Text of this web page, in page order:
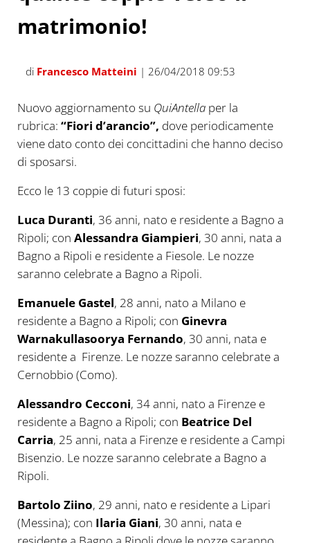
matrimonio!
di Francesco Matteini | 26/04/2018 09:53
Nuovo aggiornamento su QuiAntellaper la
rubrica: “Fiori d’arancio”, dove periodicamente
viene dato conto dei concittadini che hanno deciso
di sposarsi.
Ecco le 13 coppie di futuri sposi:
Luca Duranti, 36 anni, nato e residente a Bagno a
Ripoli; con Alessandra Giampieri, 30 anni, nata a
Bagno a Ripoli e residente a Fiesole. Le nozze
saranno celebrate a Bagno a Ripoli.
Emanuele Gastel, 28 anni, nato a Milano e
residente a Bagno a Ripoli; con Ginevra
Warnakullasoorya Fernando, 30 anni, nata e
residente a Firenze. Le nozze saranno celebrate a
Cernobbio (Como).
Alessandro Cecconi, 34 anni, nato a Firenze e
residente a Bagno a Ripoli; con Beatrice Del
Carria, 25 anni, nata a Firenze e residente a Campi
Bisenzio. Le nozze saranno celebrate a Bagno a
Ripoli.
Bartolo Ziino, 29 anni, nato e residente a Lipari
(Messina); con Ilaria Giani, 30 anni, nata e